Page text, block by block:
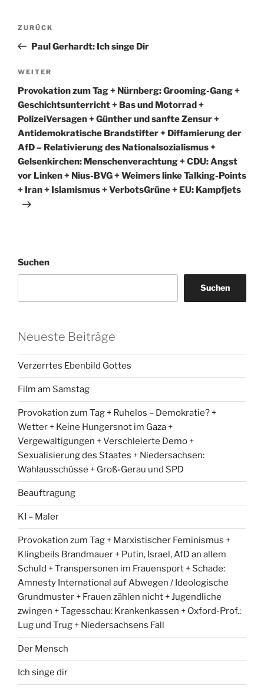
Beitragsnavigation
Vorheriger
Beitrag
ZURÜCK
Paul Gerhardt: Ich singe Dir
Nächster
Beitrag
WEITER
Provokation zum Tag + Nürnberg: Grooming-Gang +
Geschichtsunterricht + Bas und Motorrad +
PolizeiVersagen + Günther und sanfte Zensur +
Antidemokratische Brandstifter + Diffamierung der
AfD – Relativierung des Nationalsozialismus +
Gelsenkirchen: Menschenverachtung + CDU: Angst
vor Linken + Nius-BVG + Weimers linke Talking-Points
+ Iran + Islamismus + VerbotsGrüne + EU: Kampfjets
Suchen
Suchen
Neueste Beiträge
Verzerrtes Ebenbild Gottes
Film am Samstag
Provokation zum Tag + Ruhelos – Demokratie? +
Wetter + Keine Hungersnot im Gaza +
Vergewaltigungen + Verschleierte Demo +
Sexualisierung des Staates + Niedersachsen:
Wahlausschüsse + Groß-Gerau und SPD
Beauftragung
KI – Maler
Provokation zum Tag + Marxistischer Feminismus +
Klingbeils Brandmauer + Putin, Israel, AfD an allem
Schuld + Transpersonen im Frauensport + Schade:
Amnesty International auf Abwegen / Ideologische
Grundmuster + Frauen zählen nicht + Jugendliche
zwingen + Tagesschau: Krankenkassen + Oxford-Prof.:
Lug und Trug + Niedersachsens Fall
Der Mensch
Ich singe dir